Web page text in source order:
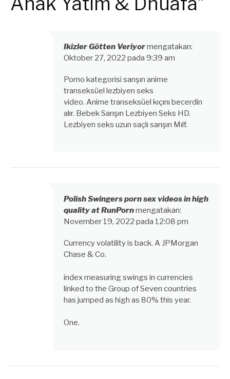
Ikizler Götten Veriyormengatakan:
Oktober 27, 2022 pada 9:39 am
Porno kategorisi sarışın anime
transeksüel lezbiyen seks
video. Anime transeksüel kıçını becerdin
alır. Bebek Sarışın Lezbiyen Seks HD.
Lezbiyen seks uzun saçlı sarışın Mılf.
Polish Swingers porn sex videos in high
quality at RunPornmengatakan:
November 19, 2022 pada 12:08 pm
Currency volatility is back. A JPMorgan
Chase & Co.
index measuring swings in currencies
linked to the Group of Seven countries
has jumped as high as 80% this year.
One.